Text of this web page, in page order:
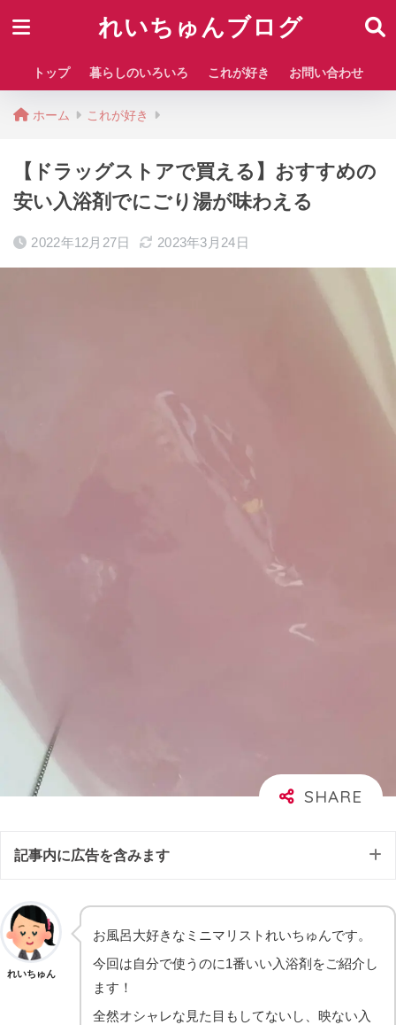
れいちゅんブログ
トップ 暮らしのいろいろ これが好き お問い合わせ
ホーム これが好き
【ドラッグストアで買える】おすすめの
安い入浴剤でにごり湯が味わえる
2022年12月27日 2023年3月24日
記事内に広告を含みます
れいちゅん
お風呂大好きなミニマリストれいちゅんです。
今回は自分で使うのに1番いい入浴剤をご紹介し
ます！
全然オシャレな見た目もしてないし、映ない入